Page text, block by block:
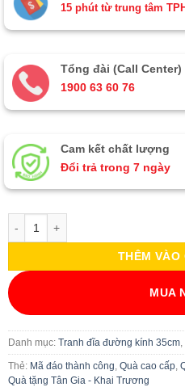
15 phút từ trung tâm
Tổng đài (Call Center)
1900 63 60 76
Cam kết chất lượng
Đổi trả trong 7 ngày
THÊM VÀO
MUA
Danh mục: Tranh đĩa đường kính 35cm
Thẻ: Mã đáo thành công Quà cao cấp
Quà tặng Tân Gia - Khai Trương